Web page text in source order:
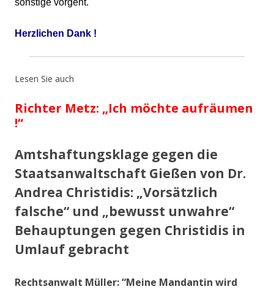
Herzlichen Dank !
Lesen Sie auch
Richter Metz: „Ich möchte aufräumen
!“
Amtshaftungsklage gegen die
Staatsanwaltschaft Gießen von Dr.
Andrea Christidis: „Vorsätzlich
falsche“ und „bewusst unwahre“
Behauptungen gegen Christidis in
Umlauf gebracht
Rechtsanwalt Müller: “Meine Mandantin wird